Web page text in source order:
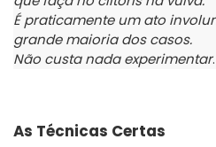
É praticamente um ato
grande maioria dos casos.
Não custa nada experimentar.
As Técnicas Certas